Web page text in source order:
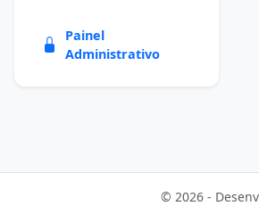
Painel
Administrativo
© 2026 -